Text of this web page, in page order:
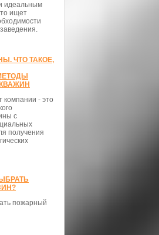
идеальным
ищет
ЧТО ТАКОЕ,
компании - это
с
получения
пожарный